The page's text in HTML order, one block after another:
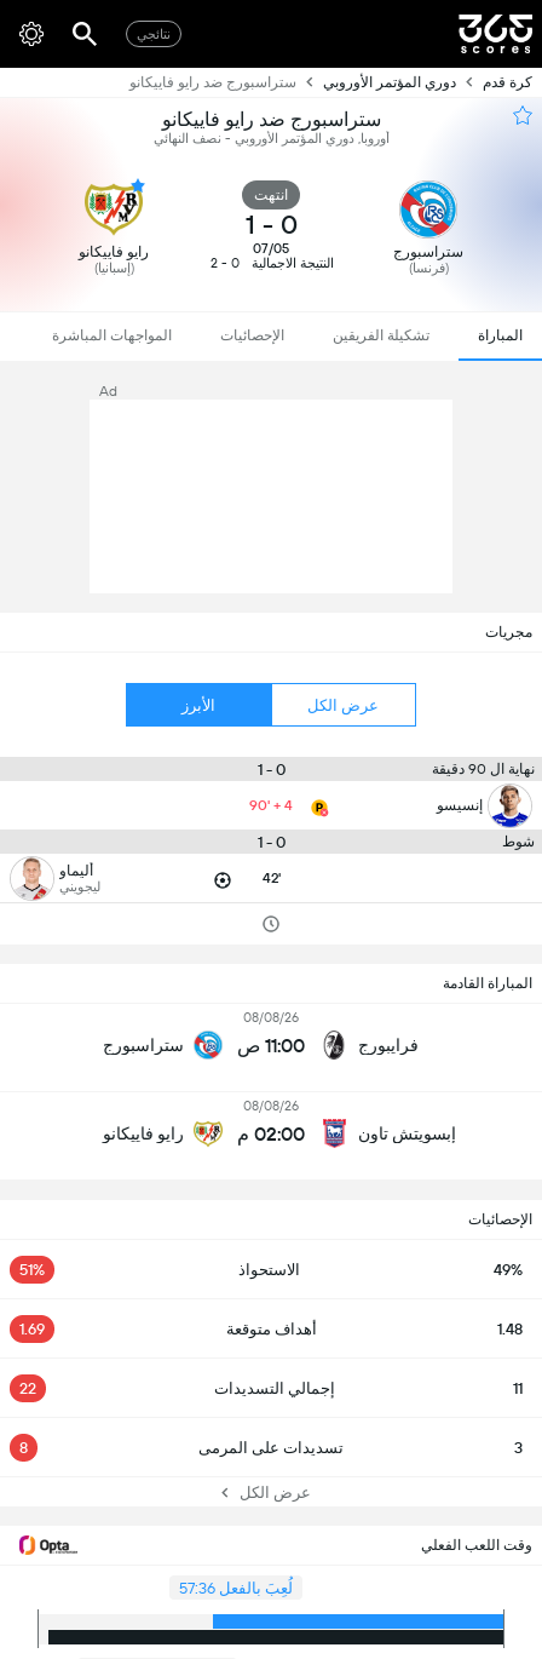
نتائجي
كرة قدم دوري المؤتمر الأوروبي ستراسبورج ضد رايو فاييكانو
ستراسبورج ضد رايو فاييكانو
أوروبا, دوري المؤتمر الأوروبي - نصف النهائي
ستراسبورج
(فرنسا)
انتهت
0
-
1
07/05
النتيجة الاجمالية
0 - 2
رايو فاييكانو
(إسبانيا)
المباراة تشكيلة الفريقين الإحصائيات المواجهات المباشرة
Ad
مجريات
عرض الكل الأبرز
نهاية ال 90 دقيقة 0 - 1
إنسيسو 90' + 4
شوط 0 - 1
42' أليماو
ليجويني
المباراة القادمة
فرايبورج
08/08/26
11:00 ص ستراسبورج
إبسويتش تاون
08/08/26
02:00 م رايو فاييكانو
الإحصائيات
49% الاستحواذ 51%
1.48 أهداف متوقعة 1.69
11 إجمالي التسديدات 22
3 تسديدات على المرمى 8
عرض الكل
وقت اللعب الفعلي
لُعِبَ بالفعل 57:36